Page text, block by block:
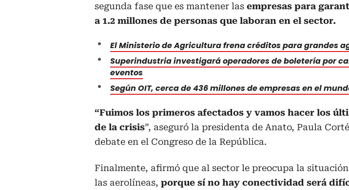
segunda fase que es mantener las empresas para
a 1.2 millones de personas que laboran en el sector.
El Ministerio de Agricultura frena créditos para grandes
Superindustria investigará operadores de boletería por
eventos
Según OIT, cerca de 436 millones de empresas en el
“Fuimos los primeros afectados y vamos hacer los
de la crisis”, aseguró la presidenta de Anato, Paula
debate en el Congreso de la República.
Finalmente, afirmó que al sector le preocupa la
las aerolíneas, porque sí no hay conectividad será